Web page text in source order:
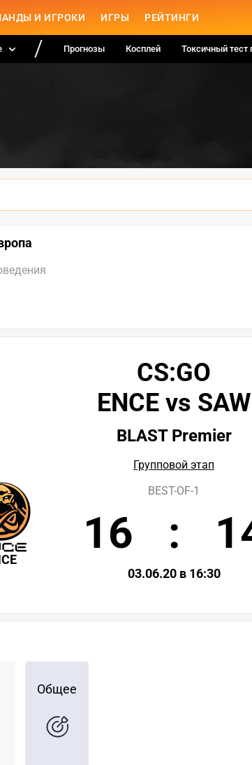
И ИГРОКИ ИГРЫ РЕЙТИНГИ
Прогнозы Косплей Токсичный тест
CS:GO
ENCE vs SAW
BLAST Premier
Групповой этап
BEST-OF-1
16 :
03.06.20 в 16:30
Общее